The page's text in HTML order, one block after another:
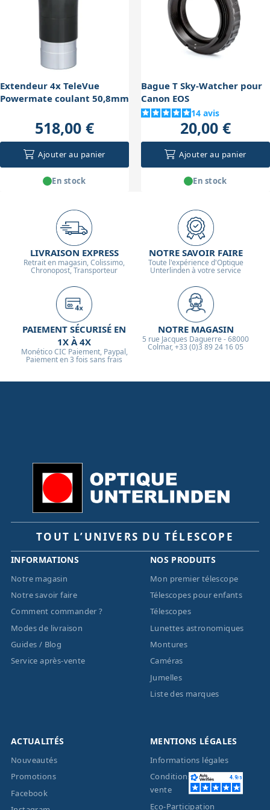
faisceau lumineux.
Extendeur 4x TeleVue
Powermate coulant 50,8mm
518,00 €
Ajouter au panier
En stock
Bague T Sky-Watcher pour
Canon EOS
14 avis
20,00 €
Ajouter au panier
En stock
LIVRAISON EXPRESS
Retrait en magasin, Colissimo,
Chronopost, Transporteur
NOTRE SAVOIR FAIRE
Toute l'expérience d'Optique
Unterlinden à votre service
PAIEMENT SÉCURISÉ EN
1X À 4X
Monético CIC Paiement, Paypal,
Paiement en 3 fois sans frais
NOTRE MAGASIN
5 rue Jacques Daguerre - 68000
Colmar, +33 (0)3 89 24 16 05
TOUT L’UNIVERS DU TÉLESCOPE
INFORMATIONS
Notre magasin
Notre savoir faire
Comment commander ?
Modes de livraison
Guides / Blog
Service après-vente
NOS PRODUITS
Mon premier télescope
Télescopes pour enfants
Télescopes
Lunettes astronomiques
Montures
Caméras
Jumelles
Liste des marques
ACTUALITÉS
Nouveautés
Promotions
Facebook
MENTIONS LÉGALES
Informations légales
Conditions générales de
vente
Eco-Participation